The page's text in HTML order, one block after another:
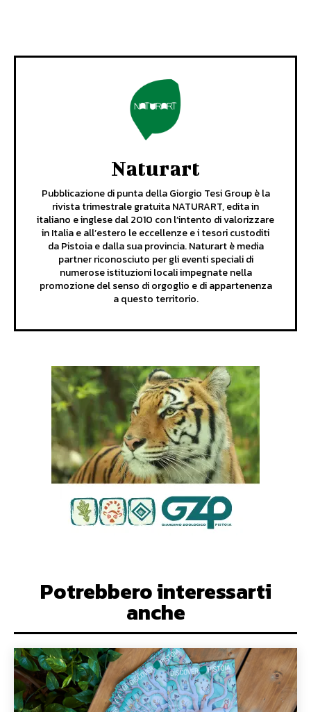
Naturart
Pubblicazione di punta della Giorgio Tesi Group è la
rivista trimestrale gratuita NATURART, edita in
italiano e inglese dal 2010 con l’intento di valorizzare
in Italia e all’estero le eccellenze e i tesori custoditi
da Pistoia e dalla sua provincia. Naturart è media
partner riconosciuto per gli eventi speciali di
numerose istituzioni locali impegnate nella
promozione del senso di orgoglio e di appartenenza
a questo territorio.
Potrebbero interessarti
anche